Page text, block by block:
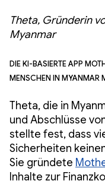
Theta, Gründerin
Myanmar
Die KI-basierte App
Menschen in
Theta, die in
und Abschlüsse
stellte fest, dass
Sicherheiten
Sie gründete
Inhalte zur